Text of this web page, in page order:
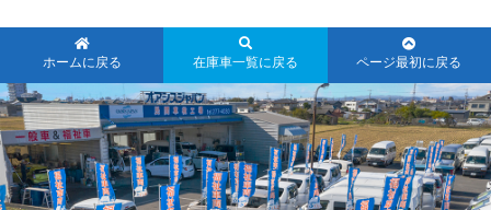
ホームに戻る 在庫車一覧に戻る ページ最初に戻る